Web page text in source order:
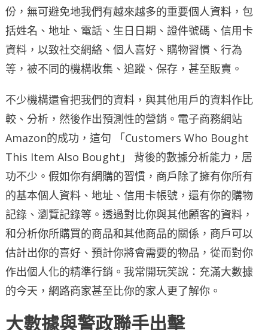
份，無可避免地我們有越來越多的重要個人資料，包
括姓名、地址、電話、生日日期、證件號碼、信用卡
資料，以致社交網絡、個人喜好、購物習慣、行為
等，被不同的機構收集、追蹤、保存，甚至販賣。
不少機構還會把我們的資料，與其他用戶的資料作比
較、分析，然後作出預測性的營銷。電子商務網站
Amazon的成功，這句 「Customers Who Bought
This Item Also Bought」 背後的數據分析能力，居
功不少。假如你有網購的習慣，商戶除了擁有你所有
的基本個人資料、地址、信用卡帳號，還有你的購物
記錄、瀏覽記錄等。透過對比你與其他顧客的資料，
和分析你所購買的商品和其他商品的關係，商戶可以
估計出你的喜好、預計你將會需要的物品，從而對你
作出個人化的精準行銷。我常開玩笑說：充滿大數據
的今天，網路商家甚至比你的家人更了解你。
大數據與警政聯手出擊